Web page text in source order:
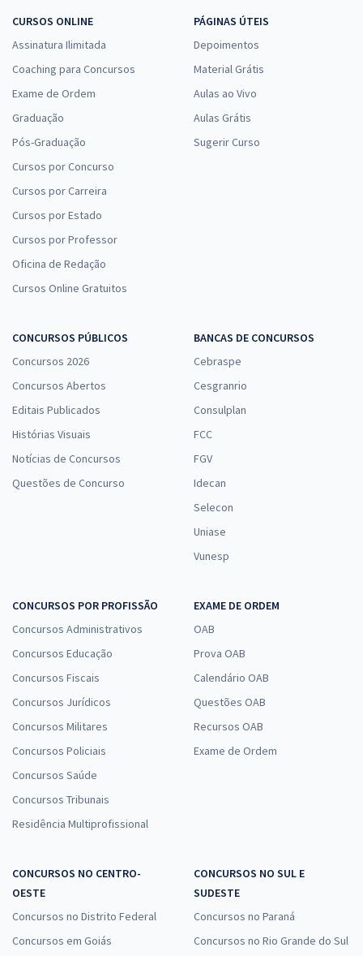
CURSOS ONLINE
Assinatura Ilimitada
Coaching para Concursos
Exame de Ordem
Graduação
Pós-Graduação
Cursos por Concurso
Cursos por Carreira
Cursos por Estado
Cursos por Professor
Oficina de Redação
Cursos Online Gratuitos
PÁGINAS ÚTEIS
Depoimentos
Material Grátis
Aulas ao Vivo
Aulas Grátis
Sugerir Curso
CONCURSOS PÚBLICOS
Concursos 2026
Concursos Abertos
Editais Publicados
Histórias Visuais
Notícias de Concursos
Questões de Concurso
BANCAS DE CONCURSOS
Cebraspe
Cesgranrio
Consulplan
FCC
FGV
Idecan
Selecon
Uniase
Vunesp
CONCURSOS POR PROFISSÃO
Concursos Administrativos
Concursos Educação
Concursos Fiscais
Concursos Jurídicos
Concursos Militares
Concursos Policiais
Concursos Saúde
Concursos Tribunais
Residência Multiprofissional
EXAME DE ORDEM
OAB
Prova OAB
Calendário OAB
Questões OAB
Recursos OAB
Exame de Ordem
CONCURSOS NO CENTRO-
OESTE
Concursos no Distrito Federal
Concursos em Goiás
CONCURSOS NO SUL E
SUDESTE
Concursos no Paraná
Concursos no Rio Grande do Sul